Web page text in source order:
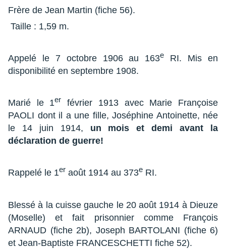
Frère de Jean Martin (fiche 56).
Taille : 1,59 m.
Appelé le 7 octobre 1906 au 163e
RI. Mis en
disponibilité en septembre 1908.
Marié le 1er
février 1913 avec Marie Françoise
PAOLI dont il a une fille, Joséphine Antoinette, née
le 14 juin 1914, un mois et demi avant la
déclaration de guerre!
Rappelé le 1er août 1914 au 373e RI.
Blessé à la cuisse gauche le 20 août 1914 à Dieuze
(Moselle) et fait prisonnier comme François
ARNAUD (fiche 2b), Joseph BARTOLANI (fiche 6)
et Jean-Baptiste FRANCESCHETTI fiche 52).